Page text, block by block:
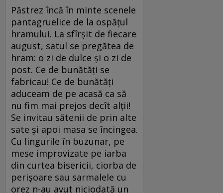
Păstrez încă în minte scenele
pantagruelice de la ospăţul
hramului. La sfîrşit de fiecare
august, satul se pregătea de
hram: o zi de dulce şi o zi de
post. Ce de bunătăţi se
fabricau! Ce de bunătăţi
aduceam de pe acasă ca să
nu fim mai prejos decît alţii!
Se invitau sătenii de prin alte
sate şi apoi masa se încingea.
Cu lingurile în buzunar, pe
mese improvizate pe iarba
din curtea bisericii, ciorba de
perişoare sau sarmalele cu
orez n-au avut niciodată un